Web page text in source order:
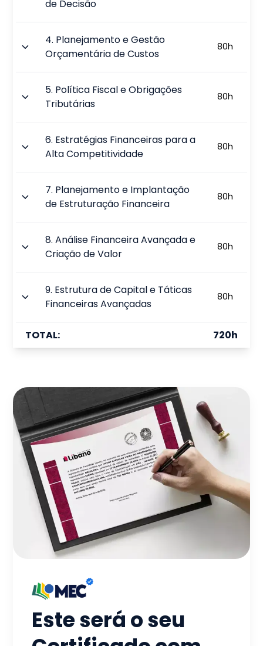
de Decisão
4. Planejamento e Gestão
Orçamentária de Custos
80h
5. Política Fiscal e Obrigações
Tributárias
80h
6. Estratégias Financeiras para a
Alta Competitividade
80h
7. Planejamento e Implantação
de Estruturação Financeira
80h
8.Análise Financeira Avançada e
Criação de Valor
80h
9. Estrutura de Capital e Táticas
Financeiras Avançadas
80h
TOTAL: 720h
Este será o seu